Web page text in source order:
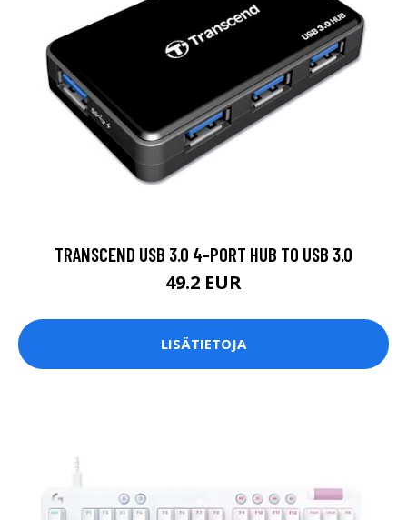
TRANSCEND USB 3.0 4-PORT HUB TO USB 3.0
49.2 EUR
LISÄTIETOJA